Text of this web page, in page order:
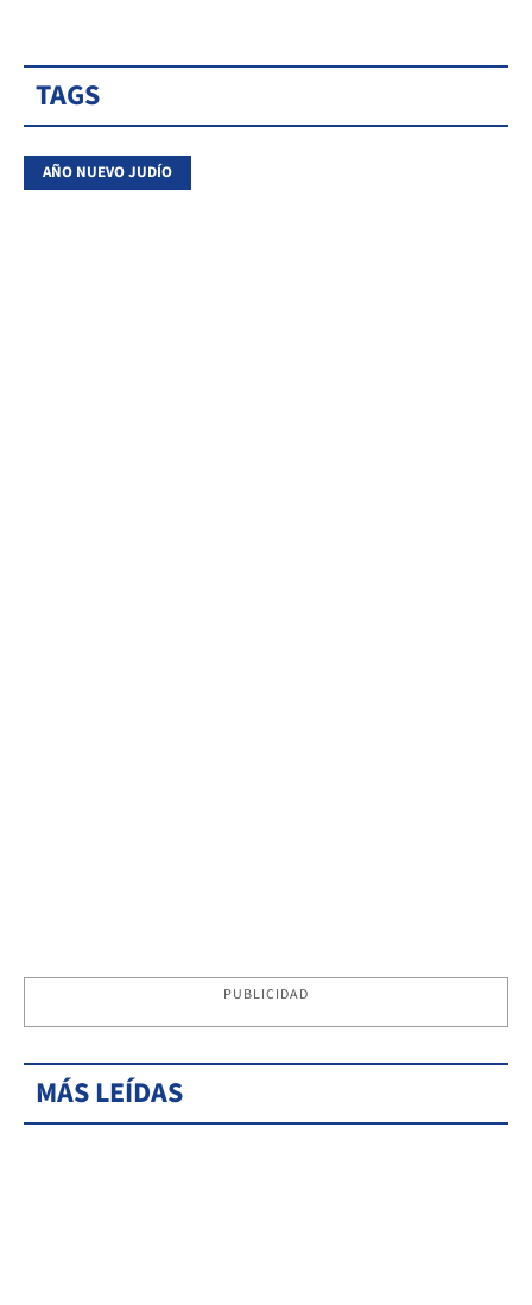
TAGS
AÑO NUEVO JUDÍO
PUBLICIDAD
MÁS LEÍDAS